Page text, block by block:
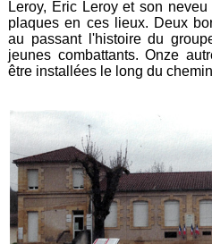
Leroy, Éric Leroy et son
plaques en ces lieux. Deux
au passant l'histoire du
jeunes combattants. Onze
être installées le long du